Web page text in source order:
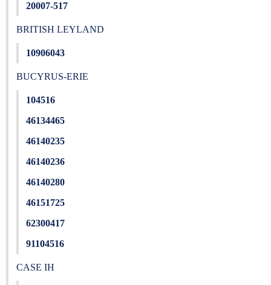
20007-517
BRITISH LEYLAND
10906043
BUCYRUS-ERIE
104516
46134465
46140235
46140236
46140280
46151725
62300417
91104516
CASE IH